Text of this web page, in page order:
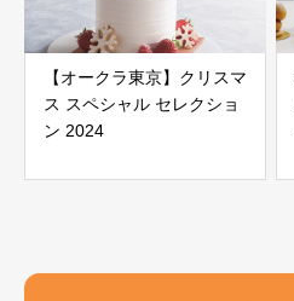
【オークラ東京】クリスマ
ス スペシャル セレクショ
ン 2024